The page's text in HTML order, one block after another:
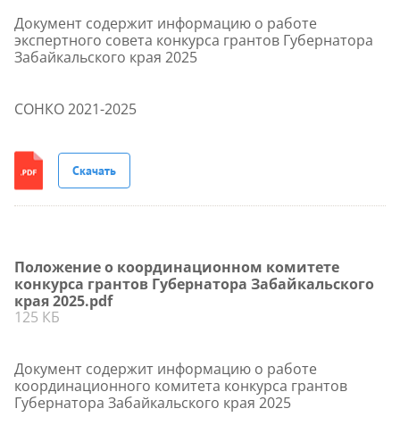
Документ содержит информацию о работе
экспертного совета конкурса грантов Губернатора
Забайкальского края 2025
СОНКО 2021-2025
Скачать
Положение о координационном комитете
конкурса грантов Губернатора Забайкальского
края 2025.pdf
125 КБ
Документ содержит информацию о работе
координационного комитета конкурса грантов
Губернатора Забайкальского края 2025